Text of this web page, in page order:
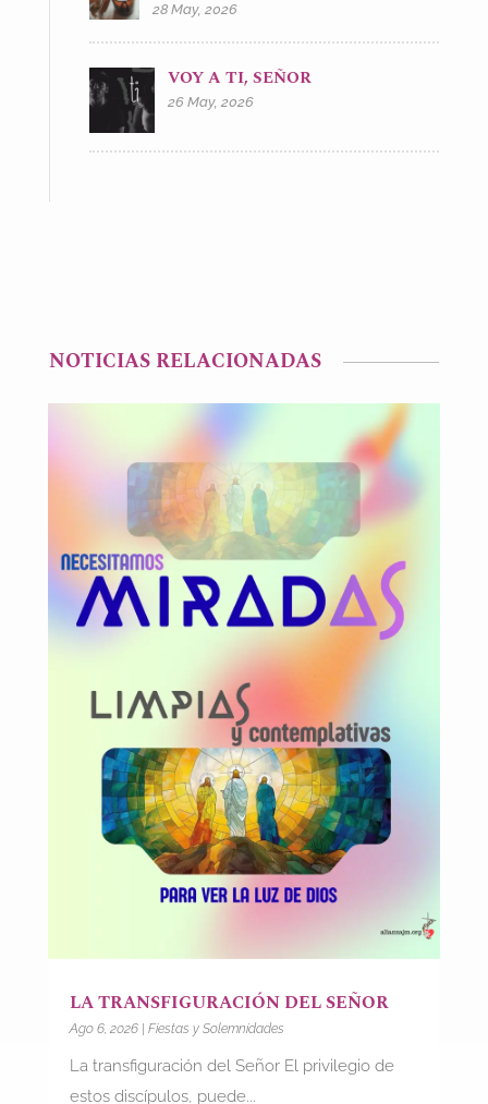
28 May, 2026
VOY A TI, SEÑOR
26 May, 2026
NOTICIAS RELACIONADAS
LA TRANSFIGURACIÓN DEL SEÑOR
Ago 6, 2026| Fiestas y Solemnidades
La transfiguración del Señor El privilegio de
estos discípulos, puede...